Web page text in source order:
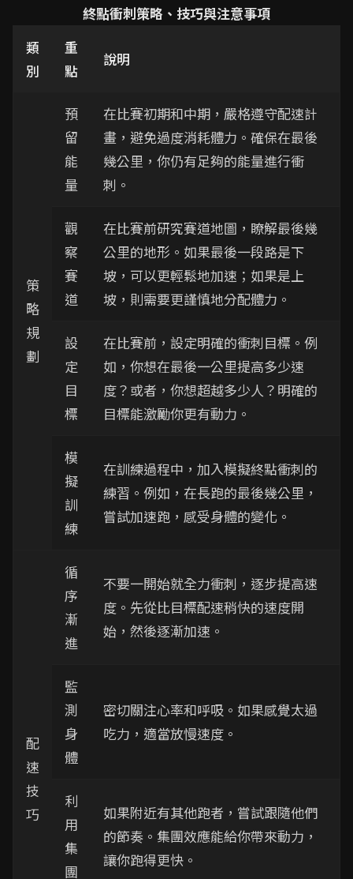
終點衝刺策略、技巧與注意事項
類
別
重
點
說明
策
略
規
劃
預
留
能
量
在比賽初期和中期，嚴格遵守配速計
畫，避免過度消耗體力。確保在最後
幾公里，你仍有足夠的能量進行衝
刺。
觀
察
賽
道
在比賽前研究賽道地圖，瞭解最後幾
公里的地形。如果最後一段路是下
坡，可以更輕鬆地加速；如果是上
坡，則需要更謹慎地分配體力。
設
定
目
標
在比賽前，設定明確的衝刺目標。例
如，你想在最後一公里提高多少速
度？或者，你想超越多少人？明確的
目標能激勵你更有動力。
模
擬
訓
練
在訓練過程中，加入模擬終點衝刺的
練習。例如，在長跑的最後幾公里，
嘗試加速跑，感受身體的變化。
配
速
技
巧
循
序
漸
進
不要一開始就全力衝刺，逐步提高速
度。先從比目標配速稍快的速度開
始，然後逐漸加速。
監
測
身
體
密切關注心率和呼吸。如果感覺太過
吃力，適當放慢速度。
利
用
集
團
如果附近有其他跑者，嘗試跟隨他們
的節奏。集團效應能給你帶來動力，
讓你跑得更快。